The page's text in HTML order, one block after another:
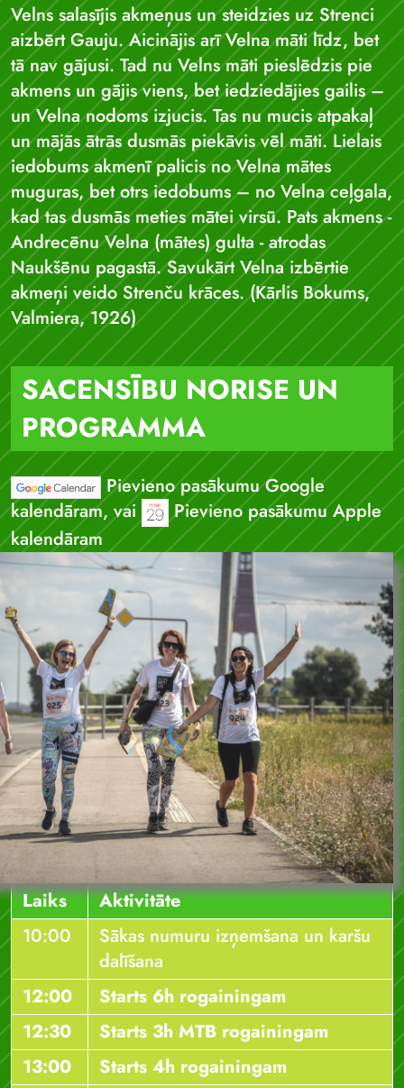
Velns salasījis akmeņus un steidzies uz Strenci
aizbērt Gauju. Aicinājis arī Velna māti līdz, bet
tā nav gājusi. Tad nu Velns māti pieslēdzis pie
akmens un gājis viens, bet iedziedājies gailis –
un Velna nodoms izjucis. Tas nu mucis atpakaļ
un mājās ātrās dusmās piekāvis vēl māti. Lielais
iedobums akmenī palicis no Velna mātes
muguras, bet otrs iedobums – no Velna ceļgala,
kad tas dusmās meties mātei virsū. Pats akmens -
Andrecēnu Velna (mātes) gulta - atrodas
Naukšēnu pagastā. Savukārt Velna izbērtie
akmeņi veido Strenču krāces. (Kārlis Bokums,
Valmiera, 1926)
SACENSĪBU NORISE UN
PROGRAMMA
Pievieno pasākumu Google
kalendāram, vai
Pievieno pasākumu Apple
kalendāram
Laiks
Aktivitāte
10:00
Sākas numuru izņemšana un karšu
dalīšana
12:00
Starts 6h rogainingam
12:30
Starts 3h MTB rogainingam
13:00
Starts 4h rogainingam